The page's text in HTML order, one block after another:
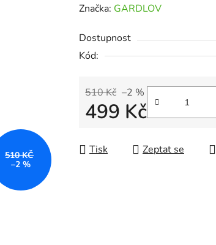
hodnocení
je
0,0
hvězdiček.
Značka: GARDLOV
Dostupnost
Kód:
510 Kč –2 %
499 Kč
Tisk Zeptat se
510 KČ
–2 %